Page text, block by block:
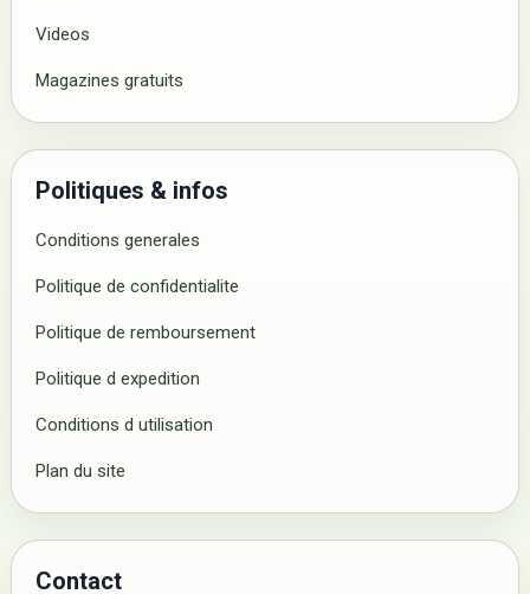
Videos
Magazines gratuits
Politiques & infos
Conditions generales
Politique de confidentialite
Politique de remboursement
Politique d expedition
Conditions d utilisation
Plan du site
Contact